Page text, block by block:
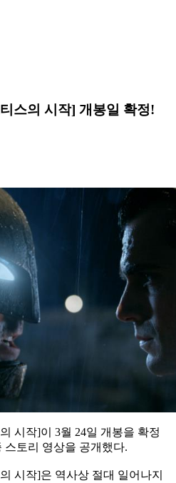
스의 시작] 개봉일 확정!
시작]이 3월 24일 개봉을 확정
스토리 영상을 공개했다.
시작]은 역사상 절대 일어나지